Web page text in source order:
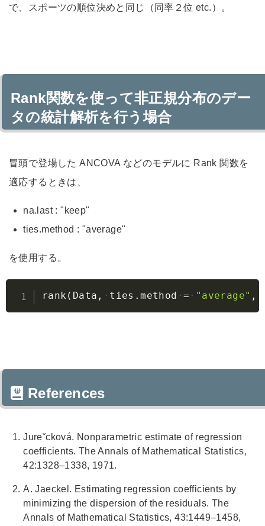
で、スポーツの順位決めと同じ（同率２位 etc.）。
Rank関数を使って非正規分布のデー
タの統計解析を行う場合
冒頭で登場した ANCOVA などのモデルに Rank 関数を
適応するときは、
na.last : "keep"
ties.method : "average"
を使用する。
rank ( Data , ties.method = "average" ,
Copy
References
Jureˇcková. Nonparametric estimate of regression
coefficients. The Annals of Mathematical Statistics,
42:1328–1338, 1971.
A. Jaeckel. Estimating regression coefficients by
minimizing the dispersion of the residuals. The
Annals of Mathematical Statistics, 43:1449–1458,